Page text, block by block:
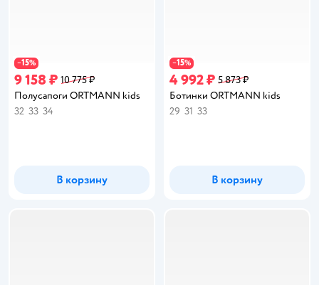
−15%
9 158 ₽ 10 775 ₽
Полусапоги ORTMANN kids
32 33 34
В корзину
−15%
4 992 ₽ 5 873 ₽
Ботинки ORTMANN kids
29 31 33
В корзину